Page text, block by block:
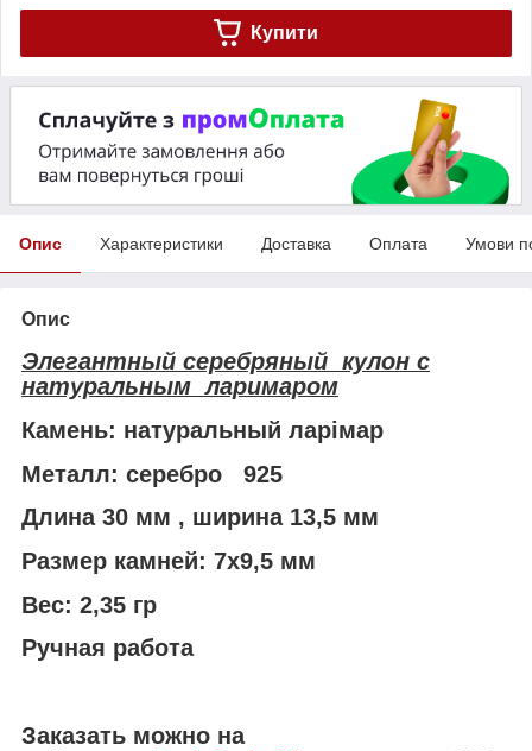
Купити
Опис Характеристики Доставка Оплата Умови
Опис
Элегантный серебряный кулон с
натуральным ларимаром
Камень: натуральный ларімар
Металл: серебро 925
Длина 30 мм , ширина 13,5 мм
Размер камней: 7х9,5 мм
Вес: 2,35 гр
Ручная работа
Заказать можно на